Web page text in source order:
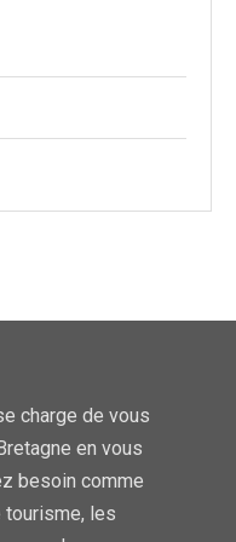
charge de vous
en vous
besoin comme
les